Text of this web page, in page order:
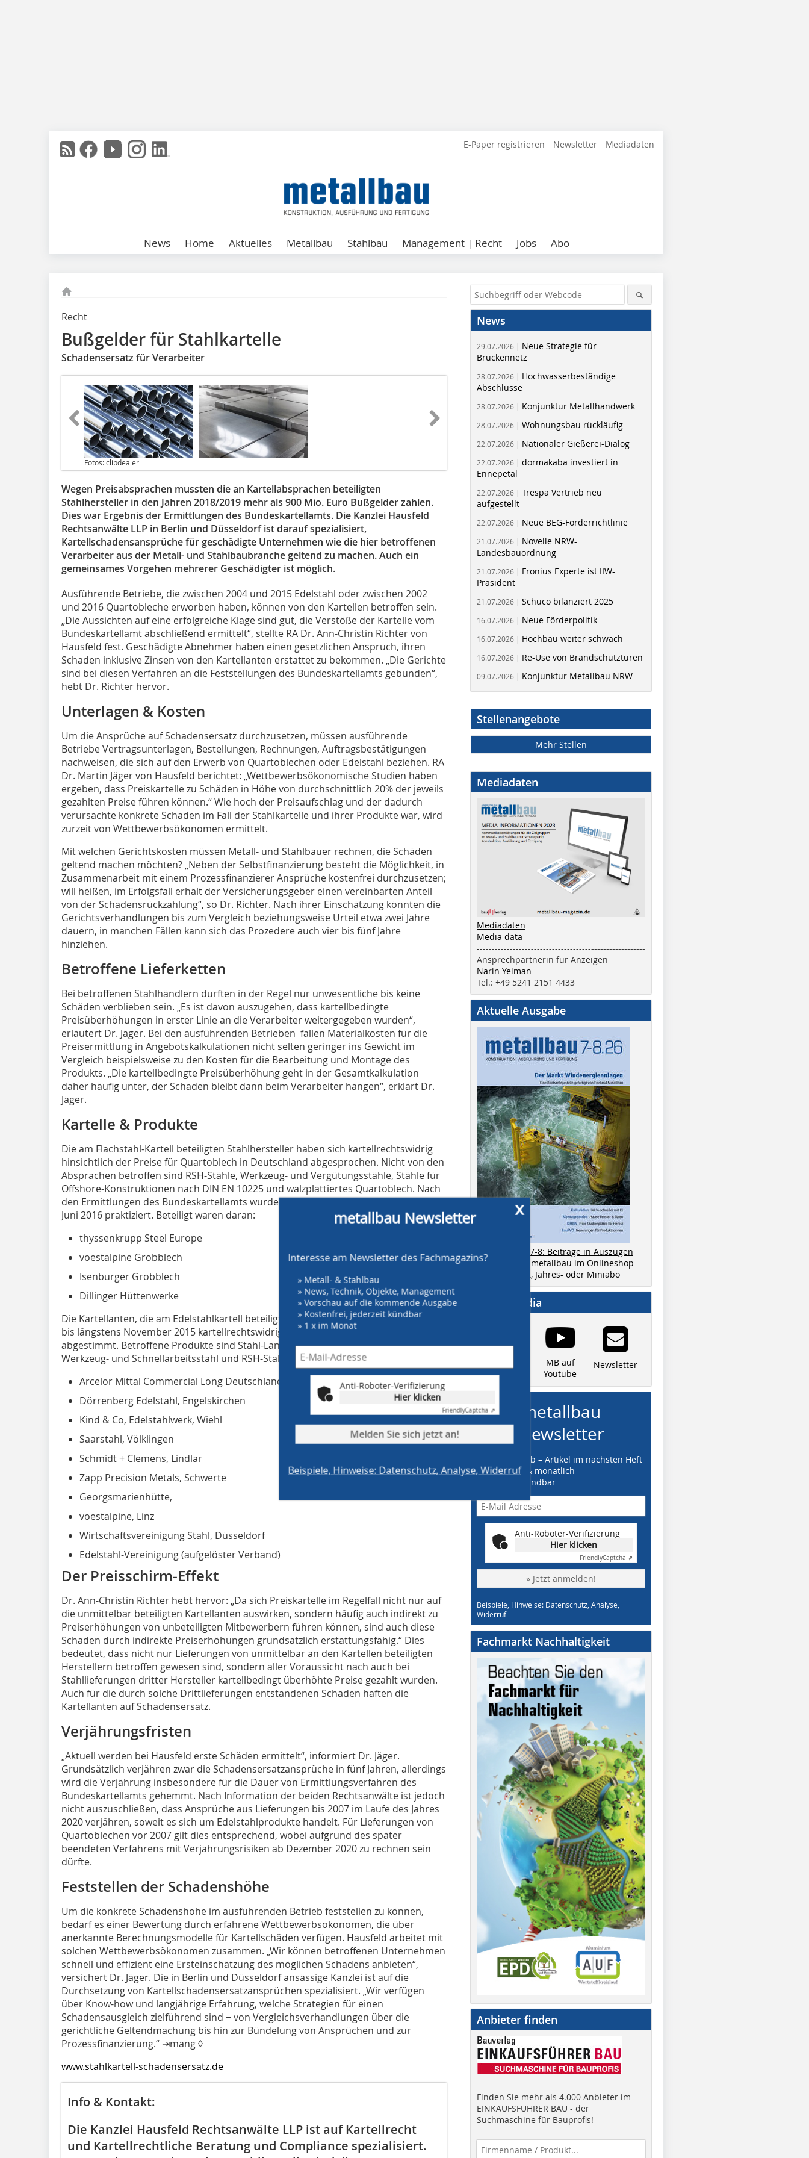
E-Paper registrieren Newsletter Mediadaten
News Home Aktuelles Metallbau Stahlbau Management | Recht Jobs Abo
Recht
Bußgelder für Stahlkartelle
Schadensersatz für Verarbeiter
Fotos: clipdealer
Wegen Preisabsprachen mussten die an Kartellabsprachen beteiligten
Stahlhersteller in den Jahren 2018/2019 mehr als 900 Mio. Euro Bußgelder zahlen.
Dies war Ergebnis der Ermittlungen des Bundeskartellamts. Die Kanzlei Hausfeld
Rechtsanwälte LLP in Berlin und Düsseldorf ist darauf spezialisiert,
Kartellschadensansprüche für geschädigte Unternehmen wie die hier betroffenen
Verarbeiter aus der Metall- und Stahlbaubranche geltend zu machen. Auch ein
gemeinsames Vorgehen mehrerer Geschädigter ist möglich.
Ausführende Betriebe, die zwischen 2004 und 2015 Edelstahl oder zwischen 2002
und 2016 Quartobleche erworben haben, können von den Kartellen betroffen sein.
„Die Aussichten auf eine erfolgreiche Klage sind gut, die Verstöße der Kartelle vom
Bundeskartellamt abschließend ermittelt“, stellte RA Dr. Ann-Christin Richter von
Hausfeld fest. Geschädigte Abnehmer haben einen gesetzlichen Anspruch, ihren
Schaden inklusive Zinsen von den Kartellanten erstattet zu bekommen. „Die Gerichte
sind bei diesen Verfahren an die Feststellungen des Bundeskartellamts gebunden“,
hebt Dr. Richter hervor.
Unterlagen & Kosten
Um die Ansprüche auf Schadensersatz durchzusetzen, müssen ausführende
Betriebe Vertragsunterlagen, Bestellungen, Rechnungen, Auftragsbestätigungen
nachweisen, die sich auf den Erwerb von Quartoblechen oder Edelstahl beziehen. RA
Dr. Martin Jäger von Hausfeld berichtet: „Wettbewerbsökonomische Studien haben
ergeben, dass Preiskartelle zu Schäden in Höhe von durchschnittlich 20% der jeweils
gezahlten Preise führen können.“ Wie hoch der Preisaufschlag und der dadurch
verursachte konkrete Schaden im Fall der Stahlkartelle und ihrer Produkte war, wird
zurzeit von Wettbewerbsökonomen ermittelt.
Mit welchen Gerichtskosten müssen Metall- und Stahlbauer rechnen, die Schäden
geltend machen möchten? „Neben der Selbstfinanzierung besteht die Möglichkeit, in
Zusammenarbeit mit einem Prozessfinanzierer Ansprüche kostenfrei durchzusetzen;
will heißen, im Erfolgsfall erhält der Versicherungsgeber einen vereinbarten Anteil
von der Schadensrückzahlung“, so Dr. Richter. Nach ihrer Einschätzung könnten die
Gerichtsverhandlungen bis zum Vergleich beziehungsweise Urteil etwa zwei Jahre
dauern, in manchen Fällen kann sich das Prozedere auch vier bis fünf Jahre
hinziehen.
Betroffene Lieferketten
Bei betroffenen Stahlhändlern dürften in der Regel nur unwesentliche bis keine
Schäden verblieben sein. „Es ist davon auszugehen, dass kartellbedingte
Preisüberhöhungen in erster Linie an die Verarbeiter weitergegeben wurden“,
erläutert Dr. Jäger. Bei den ausführenden Betrieben fallen Materialkosten für die
Preisermittlung in Angebotskalkulationen nicht selten geringer ins Gewicht im
Vergleich beispielsweise zu den Kosten für die Bearbeitung und Montage des
Produkts. „Die kartellbedingte Preisüberhöhung geht in der Gesamtkalkulation
daher häufig unter, der Schaden bleibt dann beim Verarbeiter hängen“, erklärt Dr.
Jäger.
Kartelle & Produkte
Die am Flachstahl-Kartell beteiligten Stahlhersteller haben sich kartellrechtswidrig
hinsichtlich der Preise für Quartoblech in Deutschland abgesprochen. Nicht von den
Absprachen betroffen sind RSH-Stähle, Werkzeug- und Vergütungsstähle, Stähle für
Offshore-Konstruktionen nach DIN EN 10225 und walzplattiertes Quartoblech. Nach
den Ermittlungen des Bundeskartellamts wurden die Absprachen von Mitte 2002 bis
Juni 2016 praktiziert. Beteiligt waren daran:
thyssenkrupp Steel Europe
voestalpine Grobblech
Isenburger Grobblech
Dillinger Hüttenwerke
Die Kartellanten, die am Edelstahlkartell beteiligt gewesen sind, haben sich von 2004
bis längstens November 2015 kartellrechtswidrig über die Preise für Edelstahl
abgestimmt. Betroffene Produkte sind Stahl-Langerzeugnisse aus Edelbaustahl,
Werkzeug- und Schnellarbeitsstahl und RSH-Stahl. Daran beteiligt waren:
Arcelor Mittal Commercial Long Deutschland, Köln
Dörrenberg Edelstahl, Engelskirchen
Kind & Co, Edelstahlwerk, Wiehl
Saarstahl, Völklingen
Schmidt + Clemens, Lindlar
Zapp Precision Metals, Schwerte
Georgsmarienhütte,
voestalpine, Linz
Wirtschaftsvereinigung Stahl, Düsseldorf
Edelstahl-Vereinigung (aufgelöster Verband)
Der Preisschirm-Effekt
Dr. Ann-Christin Richter hebt hervor: „Da sich Preiskartelle im Regelfall nicht nur auf
die unmittelbar beteiligten Kartellanten auswirken, sondern häufig auch indirekt zu
Preiserhöhungen von unbeteiligten Mitbewerbern führen können, sind auch diese
Schäden durch indirekte Preiserhöhungen grundsätzlich erstattungsfähig.“ Dies
bedeutet, dass nicht nur Lieferungen von unmittelbar an den Kartellen beteiligten
Herstellern betroffen gewesen sind, sondern aller Voraussicht nach auch bei
Stahllieferungen dritter Hersteller kartellbedingt überhöhte Preise gezahlt wurden.
Auch für die durch solche Drittlieferungen entstandenen Schäden haften die
Kartellanten auf Schadensersatz.
Verjährungsfristen
„Aktuell werden bei Hausfeld erste Schäden ermittelt“, informiert Dr. Jäger.
Grundsätzlich verjähren zwar die Schadensersatzansprüche in fünf Jahren, allerdings
wird die Verjährung insbesondere für die Dauer von Ermittlungsverfahren des
Bundeskartellamts gehemmt. Nach Information der beiden Rechtsanwälte ist jedoch
nicht auszuschließen, dass Ansprüche aus Lieferungen bis 2007 im Laufe des Jahres
2020 verjähren, soweit es sich um Edelstahlprodukte handelt. Für Lieferungen von
Quartoblechen vor 2007 gilt dies entsprechend, wobei aufgrund des später
beendeten Verfahrens mit Verjährungsrisiken ab Dezember 2020 zu rechnen sein
dürfte.
Feststellen der Schadenshöhe
Um die konkrete Schadenshöhe im ausführenden Betrieb feststellen zu können,
bedarf es einer Bewertung durch erfahrene Wettbewerbsökonomen, die über
anerkannte Berechnungsmodelle für Kartellschäden verfügen. Hausfeld arbeitet mit
solchen Wettbewerbsökonomen zusammen. „Wir können betroffenen Unternehmen
schnell und effizient eine Ersteinschätzung des möglichen Schadens anbieten“,
versichert Dr. Jäger. Die in Berlin und Düsseldorf ansässige Kanzlei ist auf die
Durchsetzung von Kartellschadensersatzansprüchen spezialisiert. „Wir verfügen
über Know-how und langjährige Erfahrung, welche Strategien für einen
Schadensausgleich zielführend sind − von Vergleichsverhandlungen über die
gerichtliche Geltendmachung bis hin zur Bündelung von Ansprüchen und zur
Prozessfinanzierung.“ ⇥mang ◊
www.stahlkartell-schadensersatz.de
Info & Kontakt:
Die Kanzlei Hausfeld Rechtsanwälte LLP ist auf Kartellrecht
und Kartellrechtliche Beratung und Compliance spezialisiert.
x
metallbau Newsletter
Interesse am Newsletter des Fachmagazins?
» Metall- & Stahlbau
» News, Technik, Objekte, Management
» Vorschau auf die kommende Ausgabe
» Kostenfrei, jederzeit kündbar
» 1 x im Monat
Anti-Roboter-Verifizierung
Hier klicken
FriendlyCaptcha ⇗
Melden Sie sich jetzt an!
Beispiele, Hinweise: Datenschutz, Analyse, Widerruf
News
29.07.2026 | Neue Strategie für
Brückennetz
28.07.2026 | Hochwasserbeständige
Abschlüsse
28.07.2026 | Konjunktur Metallhandwerk
28.07.2026 | Wohnungsbau rückläufig
22.07.2026 | Nationaler Gießerei-Dialog
22.07.2026 | dormakaba investiert in
Ennepetal
22.07.2026 | Trespa Vertrieb neu
aufgestellt
22.07.2026 | Neue BEG-Förderrichtlinie
21.07.2026 | Novelle NRW-
Landesbauordnung
21.07.2026 | Fronius Experte ist IIW-
Präsident
21.07.2026 | Schüco bilanziert 2025
16.07.2026 | Neue Förderpolitik
16.07.2026 | Hochbau weiter schwach
16.07.2026 | Re-Use von Brandschutztüren
09.07.2026 | Konjunktur Metallbau NRW
Stellenangebote
Mehr Stellen
Mediadaten
Mediadaten
Media data
--------------------------------------------------------
Ansprechpartnerin für Anzeigen
Narin Yelman
Tel.: +49 5241 2151 4433
Aktuelle Ausgabe
zur Ausgabe 7-8: Beiträge in Auszügen
Bestellen Sie metallbau im Onlineshop
als Einzelheft, Jahres- oder Miniabo
Social Media
facebook
MB auf
Youtube
Newsletter
metallbau
Newsletter
» Online vorab – Artikel im nächsten Heft
» kostenfrei & monatlich
» jederzeit kündbar
Anti-Roboter-Verifizierung
Hier klicken
FriendlyCaptcha ⇗
» Jetzt anmelden!
Beispiele, Hinweise: Datenschutz, Analyse,
Widerruf
Fachmarkt Nachhaltigkeit
Anbieter finden
Finden Sie mehr als 4.000 Anbieter im
EINKAUFSFÜHRER BAU - der
Suchmaschine für Bauprofis!